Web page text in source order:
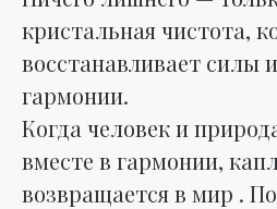
кристальная чистота,
восстанавливает силы
гармонии.
Когда человек и
вместе в гармонии,
возвращается в мир .